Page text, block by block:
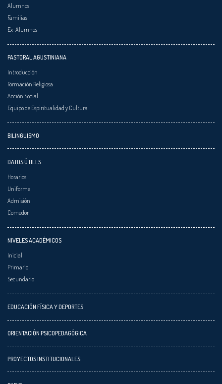
Alumnos
Familias
Ex-Alumnos
PASTORAL AGUSTINIANA
Introducción
Formación Religiosa
Acción Social
Equipo de Espiritualidad y Cultura
BILINGUISMO
DATOS ÚTILES
Horarios
Uniforme
Admisión
Comedor
NIVELES ACADÉMICOS
Inicial
Primario
Secundario
EDUCACIÓN FÍSICA Y DEPORTES
ORIENTACIÓN PSICOPEDAGÓGICA
PROYECTOS INSTITUCIONALES